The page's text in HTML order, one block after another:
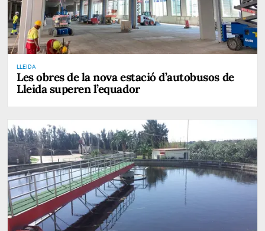
LLEIDA
Les obres de la nova estació d’autobusos de
Lleida superen l’equador